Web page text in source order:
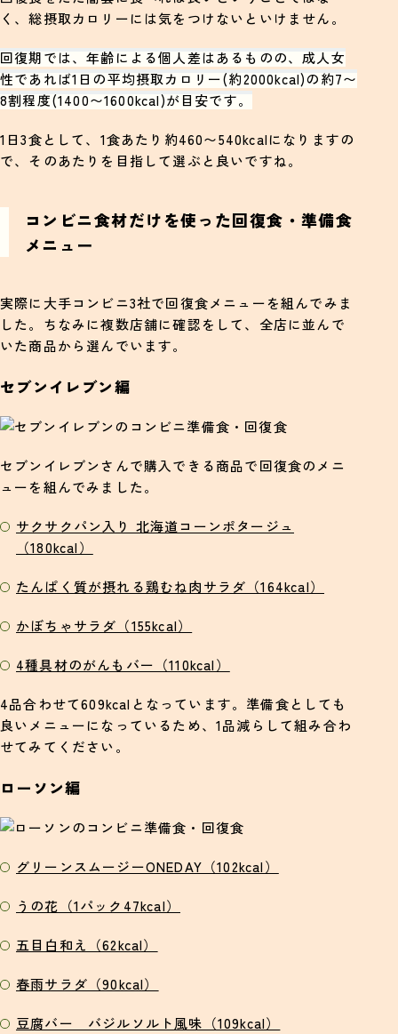
く、総摂取カロリーには気をつけないといけません。
回復期では、年齢による個人差はあるものの、成人女
性であれば1日の平均摂取カロリー(約2000kcal)の約7〜
8割程度(1400〜1600kcal)が目安です。
1日3食として、1食あたり約460〜540kcalになりますの
で、そのあたりを目指して選ぶと良いですね。
コンビニ食材だけを使った回復食・準備食
メニュー
実際に大手コンビニ3社で回復食メニューを組んでみま
した。ちなみに複数店舗に確認をして、全店に並んで
いた商品から選んでいます。
セブンイレブン編
セブンイレブンさんで購入できる商品で回復食のメニ
ューを組んでみました。
サクサクパン入り 北海道コーンポタージュ
（180kcal）
たんぱく質が摂れる鶏むね肉サラダ（164kcal）
かぼちゃサラダ（155kcal）
4種具材のがんもバー（110kcal）
4品合わせて609kcalとなっています。準備食としても
良いメニューになっているため、1品減らして組み合わ
せてみてください。
ローソン編
グリーンスムージーONEDAY（102kcal）
うの花（1パック47kcal）
五目白和え（62kcal）
春雨サラダ（90kcal）
豆腐バー バジルソルト風味（109kcal）